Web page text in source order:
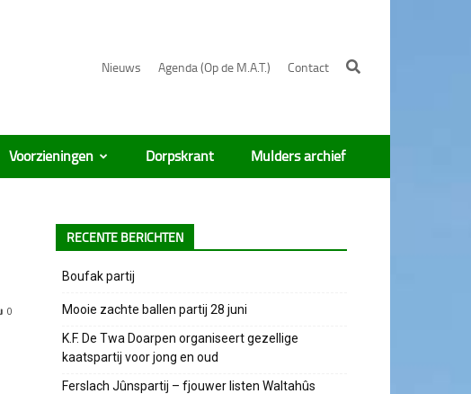
Nieuws Agenda (Op de M.A.T.) Contact
Voorzieningen Dorpskrant Mulders archief
0
RECENTE BERICHTEN
Boufak partij
Mooie zachte ballen partij 28 juni
K.F. De Twa Doarpen organiseert gezellige
kaatspartij voor jong en oud
Ferslach Jûnspartij – fjouwer listen Waltahûs